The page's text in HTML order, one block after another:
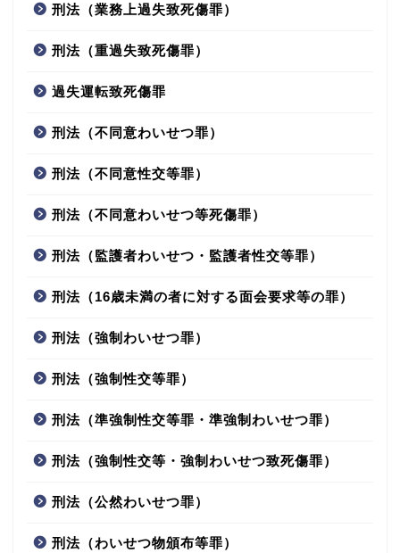
刑法（業務上過失致死傷罪）
刑法（重過失致死傷罪）
過失運転致死傷罪
刑法（不同意わいせつ罪）
刑法（不同意性交等罪）
刑法（不同意わいせつ等死傷罪）
刑法（監護者わいせつ・監護者性交等罪）
刑法（16歳未満の者に対する面会要求等の罪）
刑法（強制わいせつ罪）
刑法（強制性交等罪）
刑法（準強制性交等罪・準強制わいせつ罪）
刑法（強制性交等・強制わいせつ致死傷罪）
刑法（公然わいせつ罪）
刑法（わいせつ物頒布等罪）